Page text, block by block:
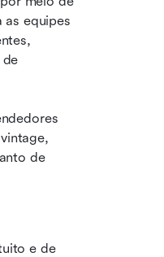
as equipes
de
e de